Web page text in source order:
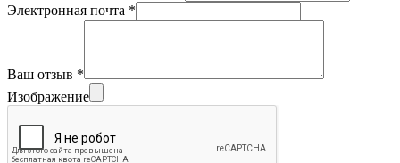
Электронная почта *
Ваш отзыв *
Изображение